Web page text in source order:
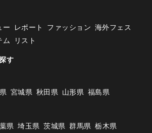
ー レポート ファッション 海外フェス
ム
リスト
す
宮城県 秋田県 山形県 福島県
県 埼玉県 茨城県 群馬県 栃木県